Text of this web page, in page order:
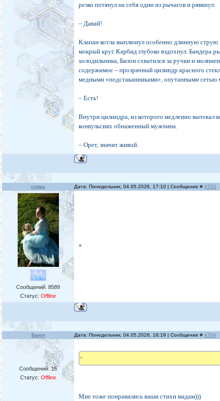
резко потянул на себя один из рычагов и рявкнул:
– Давай!
Клапан котла выплюнул особенно длинную струю
мокрый круг. Карбид глубоко вздохнул. Бандера
холодильника, Бизон схватился за ручки и
содержимое – прозрачный цилиндр красного
медными «подстаканниками», опутанными сетью
– Есть!
Внутри цилиндра, из которого медленно вытекал
конвульсиях обнаженный мужчина.
– Орет, значит живой.
спика Дата: Понедельник, 04.05.2026, 17:10 | Сообщение #4703
Сообщений:8589
Статус:Offline
*
Баюн Дата: Понедельник, 04.05.2026, 18:19 | Сообщение #4704
Сообщений:15
Статус:Offline
*
Мне тоже понравились ваши стихи мадам)))